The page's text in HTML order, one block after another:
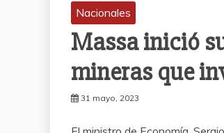
Nacionales
Massa inició
mineras que
31 mayo, 2023